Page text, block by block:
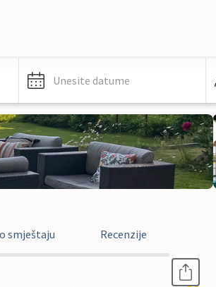
Unesite datume
smještaju Recenzije